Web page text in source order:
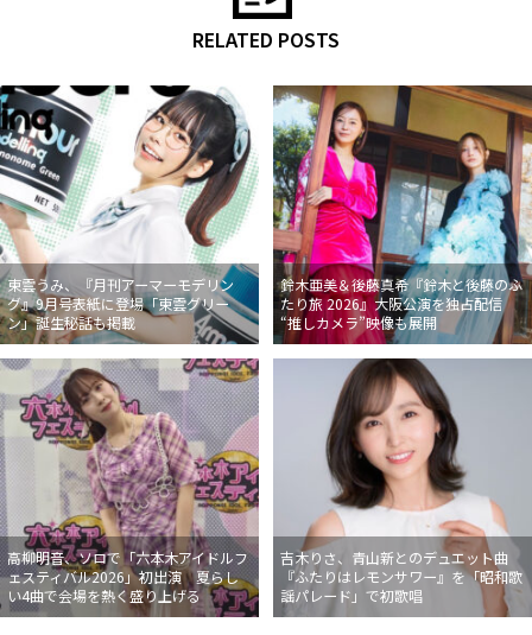
RELATED POSTS
東雲うみ、『月刊アーマーモデリン
グ』9月号表紙に登場「東雲グリー
ン」誕生秘話も掲載
鈴木亜美＆後藤真希『鈴木と後藤のふ
たり旅 2026』大阪公演を独占配信
“推しカメラ”映像も展開
高柳明音、ソロで「六本木アイドルフ
ェスティバル2026」初出演 夏らし
い4曲で会場を熱く盛り上げる
吉木りさ、青山新とのデュエット曲
『ふたりはレモンサワー』を「昭和歌
謡パレード」で初歌唱